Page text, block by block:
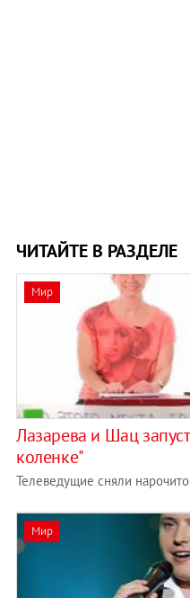
ЧИТАЙТЕ В РАЗДЕЛЕ
Мир
Лазарева и Шац
коленке"
Телеведущие сняли
Мир